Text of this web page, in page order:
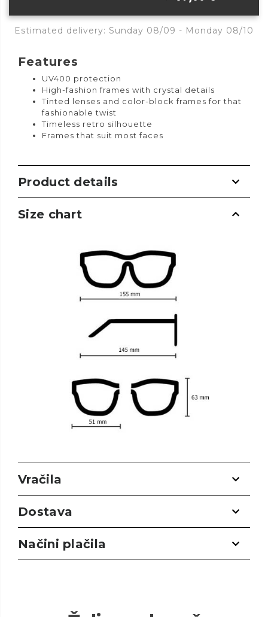
Estimated delivery: Sunday 08/09 - Monday 08/10
Features
UV400 protection
High-fashion frames with crystal details
Tinted lenses and color-block frames for that
fashionable twist
Timeless retro silhouette
Frames that suit most faces
Product details
Size chart
Vračila
Dostava
Načini plačila